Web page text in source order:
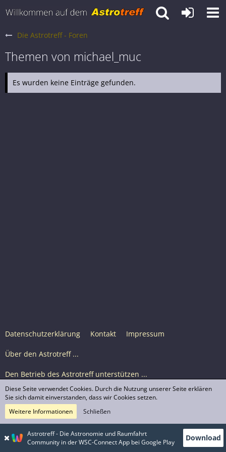
Die Astrotreff - Foren
Themen von michael_muc
Es wurden keine Einträge gefunden.
Datenschutzerklärung Kontakt Impressum
Über den Astrotreff ...
Den Betrieb des Astrotreff unterstützen ...
Nutzungsbedingungen
© Astrotreff 2001-2026, lizenziert unter CC BY-SA,
sofern für einzelne Inhalte nicht anders angegeben
Astrotreff - Die Astronomie und Raumfahrt
Community in der WSC-Connect App bei Google Play
Download
Diese Seite verwendet Cookies. Durch die Nutzung unserer Seite erklären
Sie sich damit einverstanden, dass wir Cookies setzen.
Weitere Informationen
Schließen